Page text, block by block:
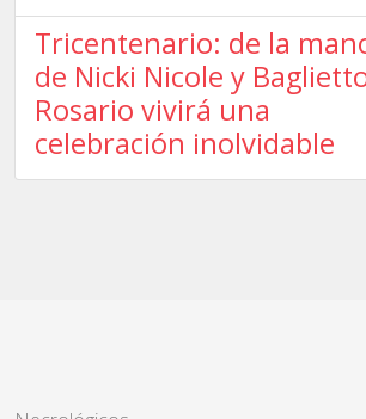
Tricentenario: de la
de Nicki Nicole y
Rosario vivirá una
celebración inolvidable